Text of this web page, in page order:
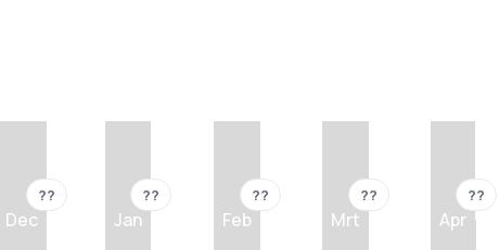
Dec
??
Jan
??
Feb
??
Mrt
??
Apr
??